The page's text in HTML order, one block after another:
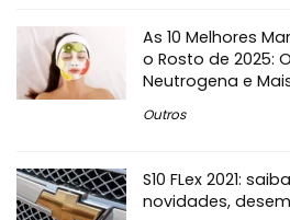
As 10 Melhores
o Rosto de 2025:
Neutrogena e
Outros
S10 FLex 2021:
novidades,